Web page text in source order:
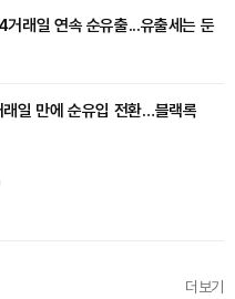
래일 연속 순유출...유출세는 둔
일 만에 순유입 전환…블랙록
더보기